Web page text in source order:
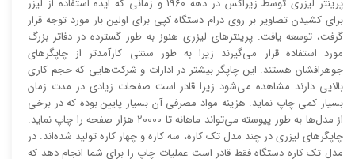
پرینتر لیزری توسط زیراکس در دهه 1960 و زمانی که ایده استفاده از لیزر
برای کشیدن تصاویر بر روی درام دستگاه کپی برای اولین بار مورد توجه قرار
گرفت، توسعه یافت. پرینتر‌های لیزری هنوز به طور گسترده در دفاتر بزرگ
مورد استفاده قرار می‌گیرند زیرا به طور سنتی کارآمد‌‌تر از چاپگر‌های
جوهرافشان هستند. این چاپگر بیشتر در ادارات و شرکت‌هایی که حجم کاری
بالایی دارند مشاهده می‌شود زیرا قادر است صفحات زیادی در مدت زمان
بسیار کمی چاپ نماید. هزینه مواد مصرفی آن بسیار پایین بوده که در برخی
از مدل‌ها به طور پیوسته می‌تواند ماهانه تا 20000 هزار صفحه را چاپ نماید.
چاپگر‌های لیزری در چند مدل تک کاره، سه کاره و چهار کاره تولید شده‌اند. در
مدل تک کاره دستگاه فقط قادر است عملیات چاپ را برای شما انجام دهد که